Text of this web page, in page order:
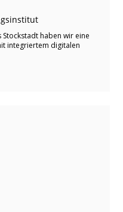
haben wir eine
integriertem digitalen